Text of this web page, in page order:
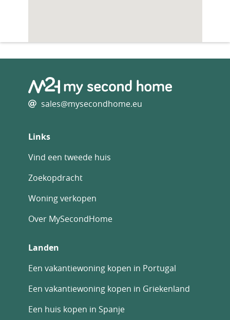
sales@mysecondhome.eu
Links
Vind een tweede huis
Zoekopdracht
Woning verkopen
Over MySecondHome
Landen
Een vakantiewoning kopen in Portugal
Een vakantiewoning kopen in Griekenland
Een huis kopen in Spanje